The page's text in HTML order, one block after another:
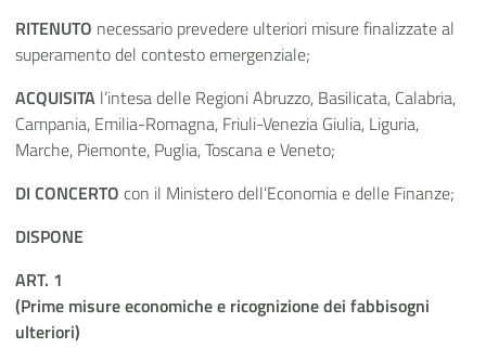
RITENUTO necessario prevedere ulteriori misure finalizzate al
superamento del contesto emergenziale;
ACQUISITA l’intesa delle Regioni Abruzzo, Basilicata, Calabria,
Campania, Emilia-Romagna, Friuli-Venezia Giulia, Liguria,
Marche, Piemonte, Puglia, Toscana e Veneto;
DI CONCERTO con il Ministero dell’Economia e delle Finanze;
DISPONE
ART. 1
(Prime misure economiche e ricognizione dei fabbisogni
ulteriori)